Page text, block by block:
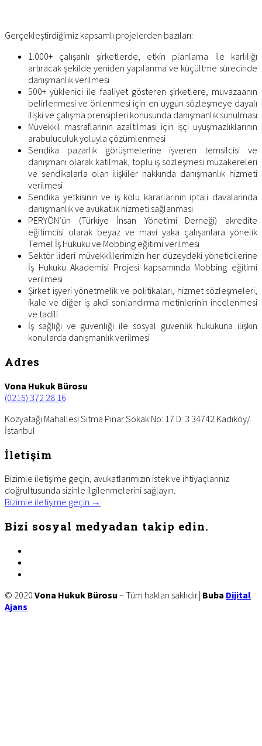
Gerçekleştirdiğimiz kapsamlı projelerden bazıları:
1.000+ çalışanlı şirketlerde, etkin planlama ile karlılığı
artıracak şekilde yeniden yapılanma ve küçültme sürecinde
danışmanlık verilmesi
500+ yüklenici ile faaliyet gösteren şirketlere, muvazaanın
belirlenmesi ve önlenmesi için en uygun sözleşmeye dayalı
ilişki ve çalışma prensipleri konusunda danışmanlık sunulması
Müvekkil masraflarının azaltılması için işçi uyuşmazlıklarının
arabuluculuk yoluyla çözümlenmesi
Sendika pazarlık görüşmelerine işveren temsilcisi ve
danışmanı olarak katılmak, toplu iş sözleşmesi müzakereleri
ve sendikalarla olan ilişkiler hakkında danışmanlık hizmeti
verilmesi
Sendika yetkisinin ve iş kolu kararlarının iptali davalarında
danışmanlık ve avukatlık hizmeti sağlanması
PERYÖN’ün (Türkiye İnsan Yönetimi Derneği) akredite
eğitimcisi olarak beyaz ve mavi yaka çalışanlara yönelik
Temel İş Hukuku ve Mobbing eğitimi verilmesi
Sektör lideri müvekkillerimizin her düzeydeki yöneticilerine
İş Hukuku Akademisi Projesi kapsamında Mobbing eğitimi
verilmesi
Şirket işyeri yönetmelik ve politikaları, hizmet sözleşmeleri,
ikale ve diğer iş akdi sonlandırma metinlerinin incelenmesi
ve tadili
İş sağlığı ve güvenliği ile sosyal güvenlik hukukuna ilişkin
konularda danışmanlık verilmesi
Footer
Adres
Vona Hukuk Bürosu
(0216) 372 28 16
Kozyatağı Mahallesi Sıtma Pınar Sokak No: 17 D: 3 34742 Kadıköy/
İstanbul
İletişim
Bizimle iletişime geçin, avukatlarımızın istek ve ihtiyaçlarınız
doğrultusunda sizinle ilgilenmelerini sağlayın.
Bizimle iletişime geçin →
Bizi sosyal medyadan takip edin.
Site
© 2020 Vona Hukuk Bürosu – Tüm hakları saklıdır.| Buba Dijital
Ajans